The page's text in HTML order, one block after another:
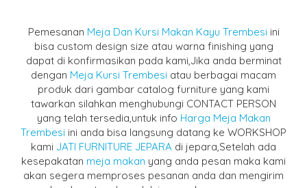
Pemesanan Meja Dan Kursi Makan Kayu Trembesiini
bisa custom design size atau warna finishing yang
dapat di konfirmasikan pada kami,Jika anda berminat
dengan Meja Kursi Trembesi atau berbagai macam
produk dari gambar catalog furniture yang kami
tawarkan silahkan menghubungi CONTACT PERSON
yang telah tersedia,untuk info Harga Meja Makan
Trembesi ini anda bisa langsung datang ke WORKSHOP
kami JATI FURNITURE JEPARA di jepara,Setelah ada
kesepakatan meja makan yang anda pesan maka kami
akan segera memproses pesanan anda dan mengirim